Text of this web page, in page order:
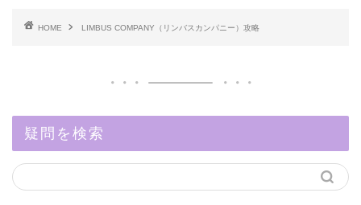
HOME LIMBUS COMPANY（リンバスカンパニー）攻略
疑問を検索